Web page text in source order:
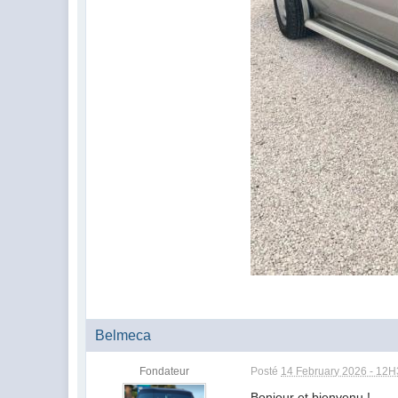
Belmeca
Fondateur Posté 14 February 2026 -